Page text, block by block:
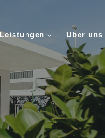
Leistungen Über uns